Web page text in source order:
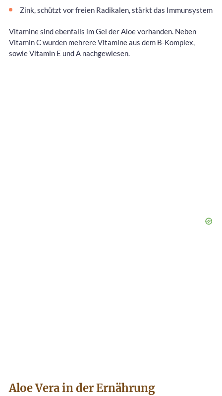
Zink, schützt vor freien Radikalen, stärkt das Immunsystem
Vitamine sind ebenfalls im Gel der Aloe vorhanden. Neben
Vitamin C wurden mehrere Vitamine aus dem B-Komplex,
sowie Vitamin E und A nachgewiesen.
Aloe Vera in der Ernährung